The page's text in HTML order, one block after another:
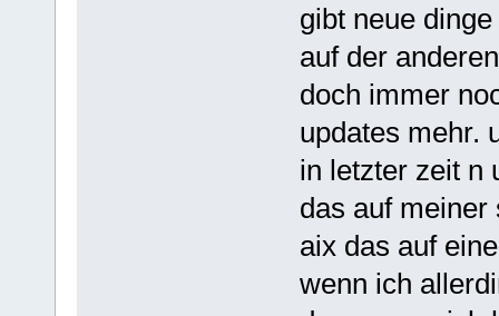
gibt neue
auf der
doch immer
updates mehr.
in letzter zeit n
das auf meiner
aix das auf
wenn ich